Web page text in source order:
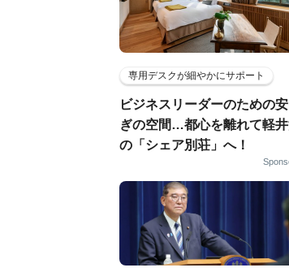
専用デスクが細やかにサポート
ビジネスリーダーのための
ぎの空間…都心を離れて軽
の「シェア別荘」へ！